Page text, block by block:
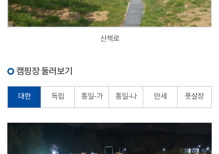
산책로
캠핑장 둘러보기
대한 독립 통일-가 통일-나 만세 풋살장